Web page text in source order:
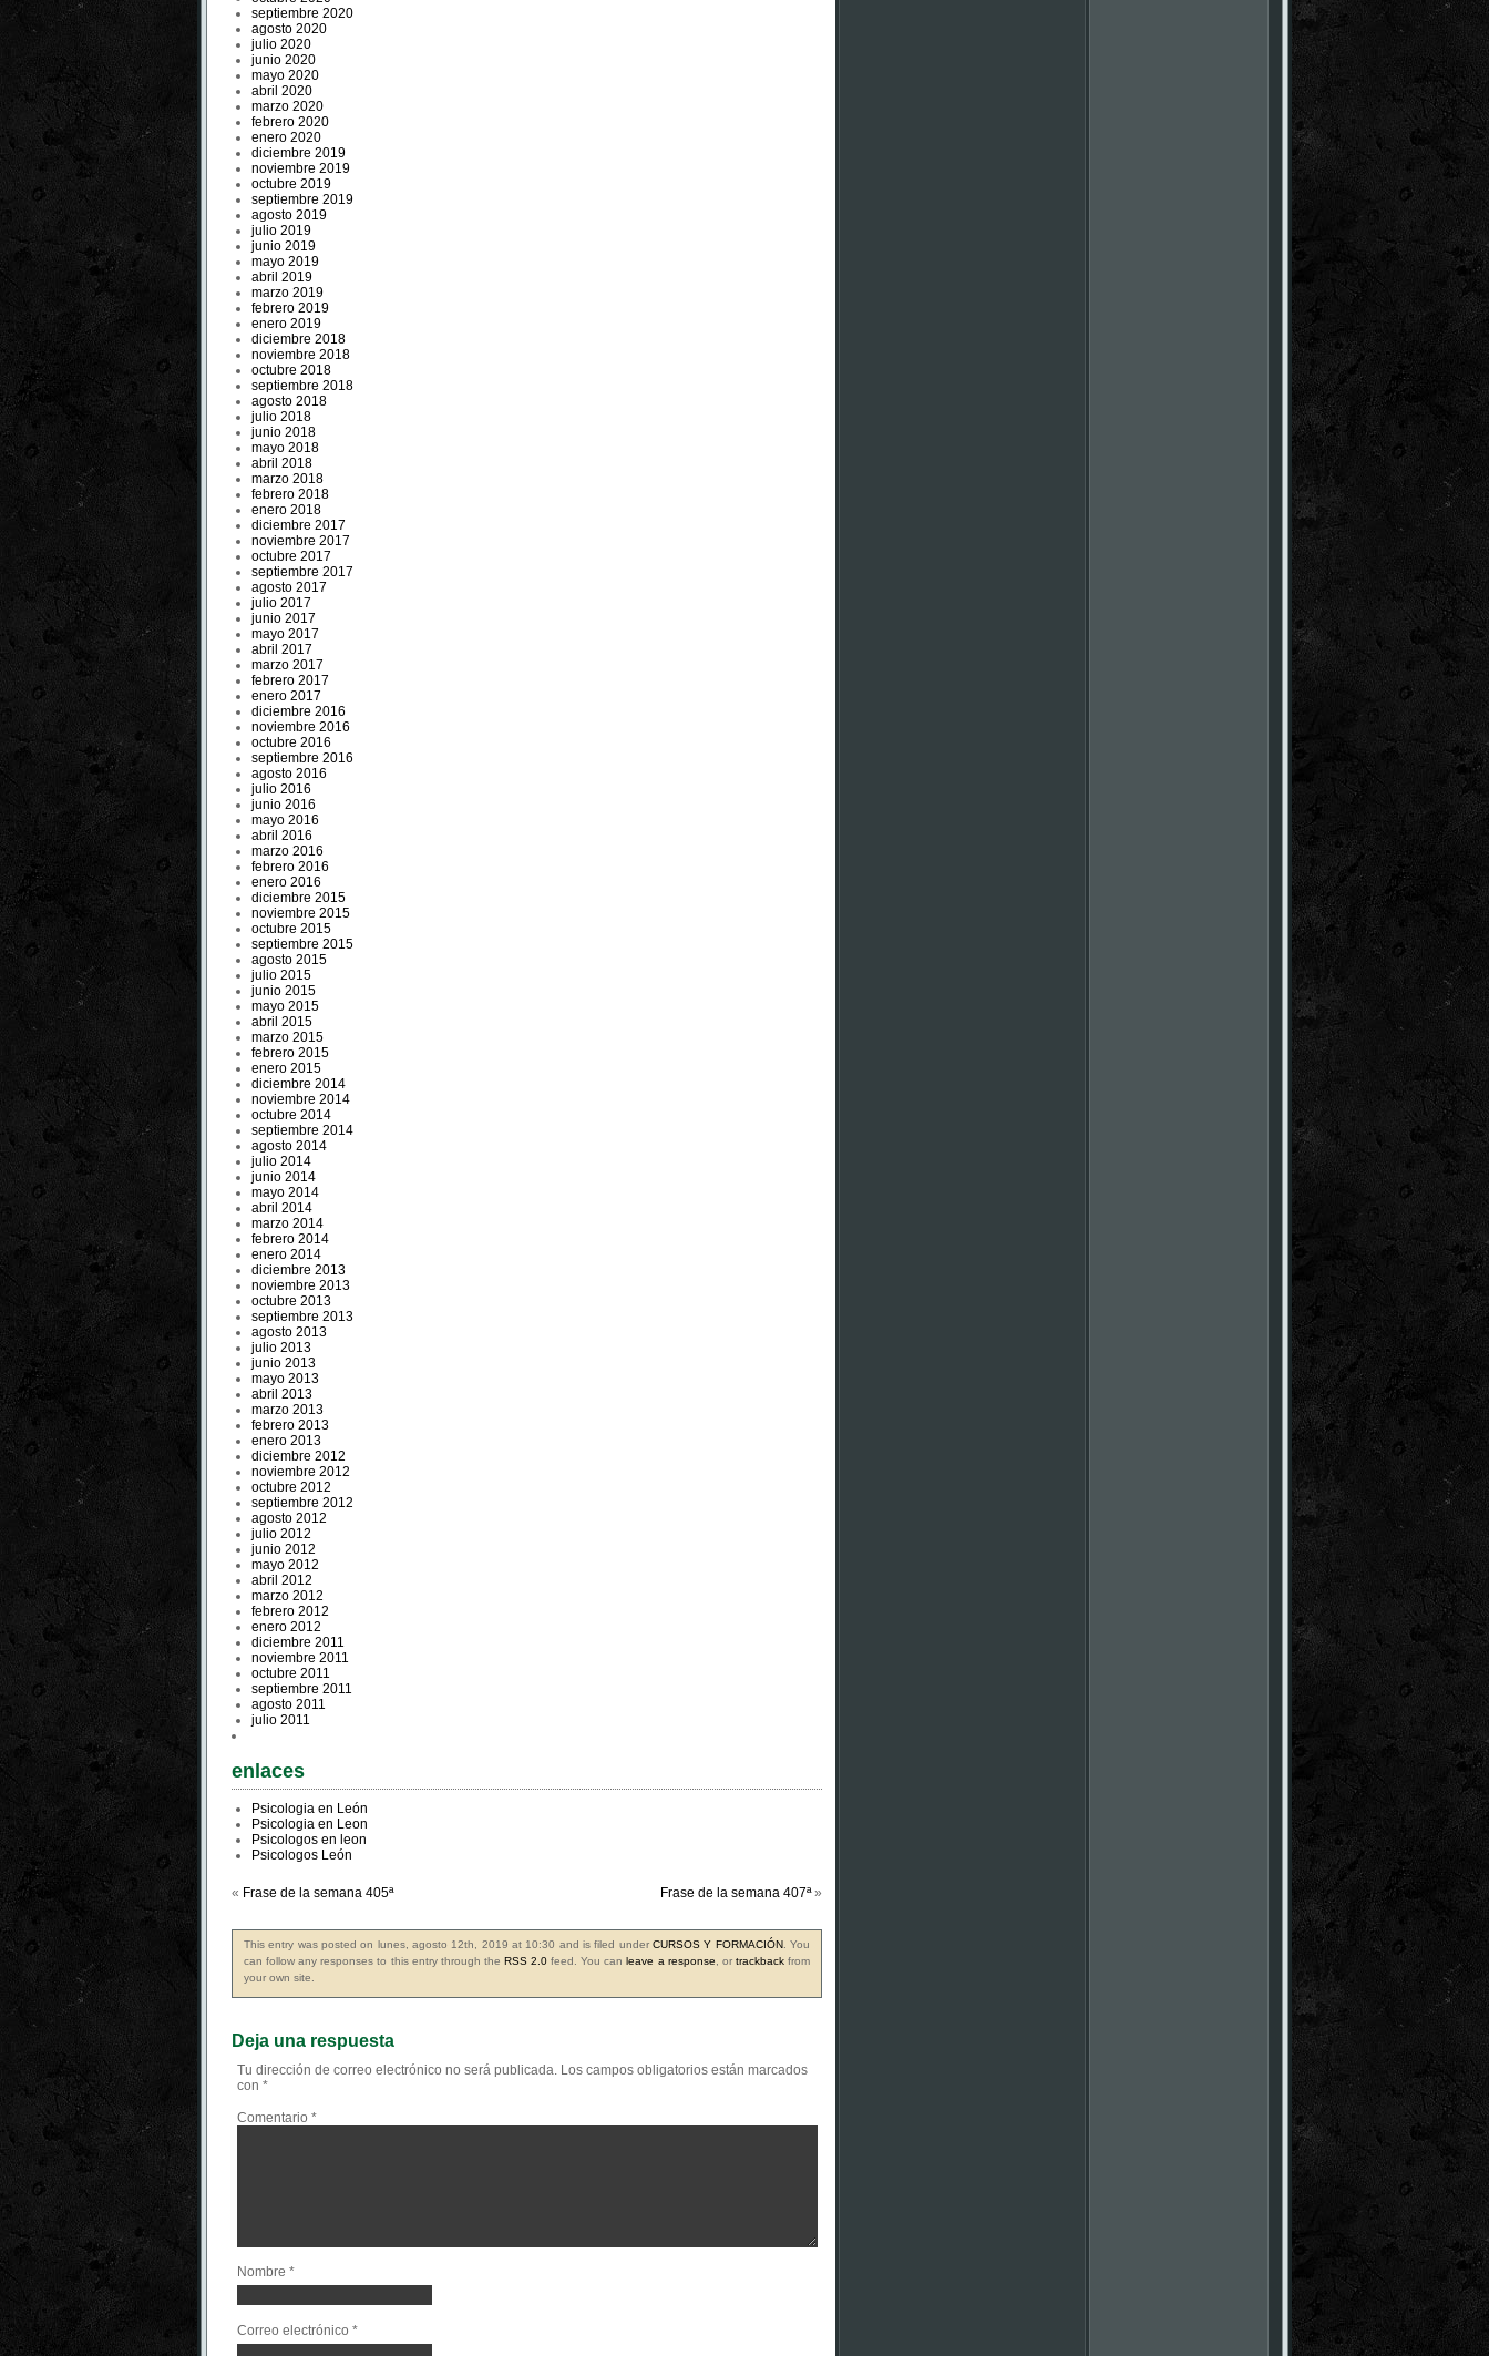
septiembre 2020
agosto 2020
julio 2020
junio 2020
mayo 2020
abril 2020
marzo 2020
febrero 2020
enero 2020
diciembre 2019
noviembre 2019
octubre 2019
septiembre 2019
agosto 2019
julio 2019
junio 2019
mayo 2019
abril 2019
marzo 2019
febrero 2019
enero 2019
diciembre 2018
noviembre 2018
octubre 2018
septiembre 2018
agosto 2018
julio 2018
junio 2018
mayo 2018
abril 2018
marzo 2018
febrero 2018
enero 2018
diciembre 2017
noviembre 2017
octubre 2017
septiembre 2017
agosto 2017
julio 2017
junio 2017
mayo 2017
abril 2017
marzo 2017
febrero 2017
enero 2017
diciembre 2016
noviembre 2016
octubre 2016
septiembre 2016
agosto 2016
julio 2016
junio 2016
mayo 2016
abril 2016
marzo 2016
febrero 2016
enero 2016
diciembre 2015
noviembre 2015
octubre 2015
septiembre 2015
agosto 2015
julio 2015
junio 2015
mayo 2015
abril 2015
marzo 2015
febrero 2015
enero 2015
diciembre 2014
noviembre 2014
octubre 2014
septiembre 2014
agosto 2014
julio 2014
junio 2014
mayo 2014
abril 2014
marzo 2014
febrero 2014
enero 2014
diciembre 2013
noviembre 2013
octubre 2013
septiembre 2013
agosto 2013
julio 2013
junio 2013
mayo 2013
abril 2013
marzo 2013
febrero 2013
enero 2013
diciembre 2012
noviembre 2012
octubre 2012
septiembre 2012
agosto 2012
julio 2012
junio 2012
mayo 2012
abril 2012
marzo 2012
febrero 2012
enero 2012
diciembre 2011
noviembre 2011
octubre 2011
septiembre 2011
agosto 2011
julio 2011
enlaces
Psicologia en León
Psicologia en Leon
Psicologos en leon
Psicologos León
« Frase de la semana 405ª Frase de la semana 407ª»
This entry was posted on lunes, agosto 12th, 2019 at 10:30 and is filed under CURSOS Y FORMACIÓN. You
can follow any responses to this entry through the RSS 2.0 feed. You canleave a response , or trackbackfrom
your own site.
Deja una respuesta
Tu dirección de correo electrónico no será publicada. Los campos obligatorios están marcados
con *
Comentario *
Nombre *
Correo electrónico *